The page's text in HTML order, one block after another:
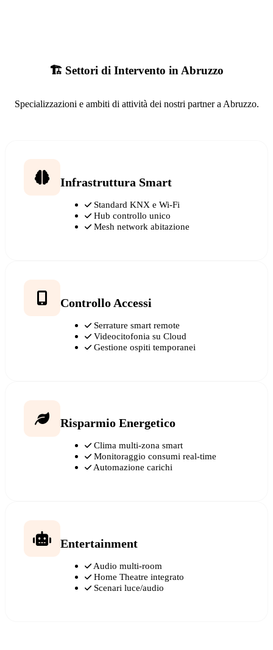
🏗️ Settori di Intervento in Abruzzo
Specializzazioni e ambiti di attività dei nostri partner a Abruzzo.
Infrastruttura Smart
Standard KNX e Wi-Fi
Hub controllo unico
Mesh network abitazione
Controllo Accessi
Serrature smart remote
Videocitofonia su Cloud
Gestione ospiti temporanei
Risparmio Energetico
Clima multi-zona smart
Monitoraggio consumi real-time
Automazione carichi
Entertainment
Audio multi-room
Home Theatre integrato
Scenari luce/audio